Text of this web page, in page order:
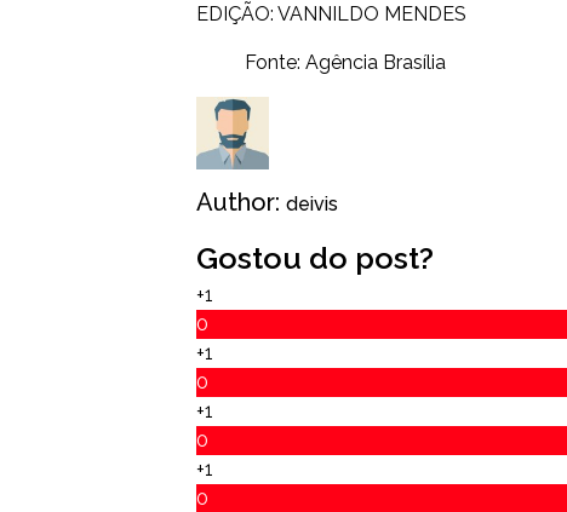
EDIÇÃO: VANNILDO MENDES
Fonte: Agência Brasília
Author: deivis
Gostou do post?
+1
0
+1
0
+1
0
+1
0